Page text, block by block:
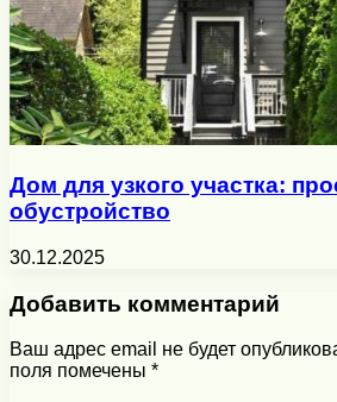
Дом для узкого участка:
обустройство
30.12.2025
Добавить комментарий
Ваш адрес email не будет
поля помечены *